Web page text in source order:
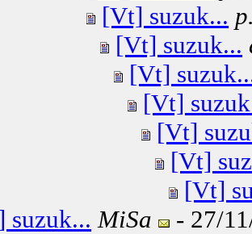
[Vt] suzuk...
[Vt] suzuk...
[Vt]
[Vt]
[Vt]
[Vt]
[Vt]
suzuk... MiSa - 27/